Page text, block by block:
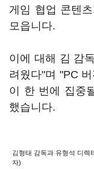
게임 협업 콘텐
모읍니다.
이에 대해 김 감
려웠다"며 "PC
이 한 번에 집중
했습니다.
김형태 감독과 유형석 디렉
자)